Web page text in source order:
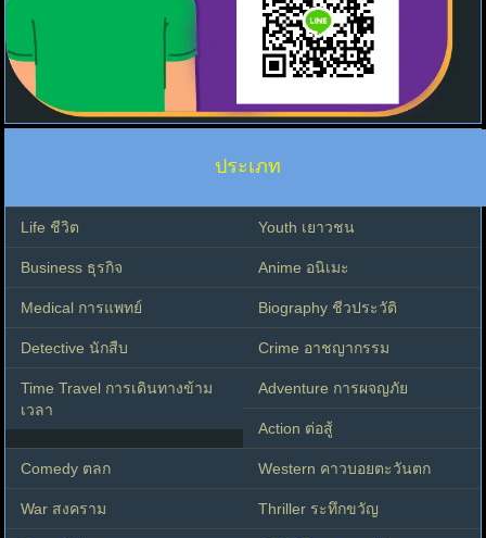
ประเภท
Life ชีวิต Youth เยาวชน
Business ธุรกิจ Anime อนิเมะ
Medical การแพทย์ Biography ชีวประวัติ
Detective นักสืบ Crime อาชญากรรม
Time Travel การเดินทางข้าม
เวลา
Adventure การผจญภัย
Action ต่อสู้
Comedy ตลก Western คาวบอยตะวันตก
War สงคราม Thriller ระทึกขวัญ